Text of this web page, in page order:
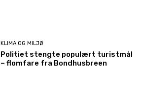
KLIMA OG MILJØ
Politiet stengte populært turistmål
– flomfare fra Bondhusbreen